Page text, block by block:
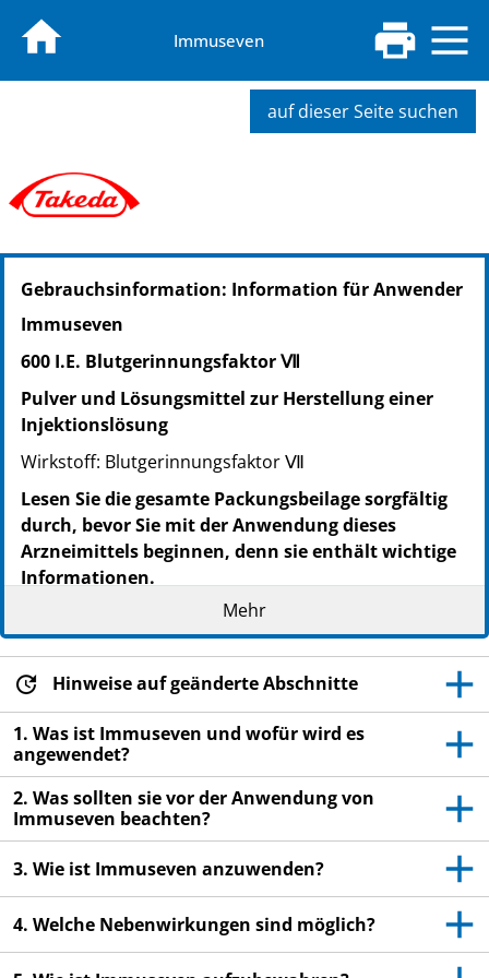
Immuseven
auf dieser Seite suchen
PZN: 00435962
PPN: 110043596275
Gebrauchsinformation: Information für Anwender
Immuseven
600 I.E. Blutgerinnungsfaktor Ⅶ
Pulver und Lösungsmittel zur Herstellung einer
Injektionslösung
Wirkstoff: Blutgerinnungsfaktor Ⅶ
Lesen Sie die gesamte Packungsbeilage sorgfältig
durch, bevor Sie mit der Anwendung dieses
Arzneimittels beginnen, denn sie enthält wichtige
Informationen.
Heben Sie die Packungsbeilage auf. Vielleicht
möchten Sie diese später nochmals lesen.
an Ihren Arzt oder Apotheker.
Dieses Arzneimittel wurde Ihnen persönlich
verschrieben. Geben Sie es nicht an Dritte weiter.
Es kann anderen Menschen schaden, auch wenn
diese die gleichen Beschwerden haben wie Sie.
Wenn Sie Nebenwirkungen bemerken, wenden Sie
sich an Ihren Arzt oder Apotheker. Dies gilt auch
für Nebenwirkungen, die nicht in dieser
Packungsbeilage angegeben sind. Siehe Abschnitt
4.
Mehr
Hinweise auf geänderte Abschnitte
1. Was ist Immuseven und wofür wird es
angewendet?
2. Was sollten sie vor der Anwendung von
Immuseven beachten?
3. Wie ist Immuseven anzuwenden?
4. Welche Nebenwirkungen sind möglich?